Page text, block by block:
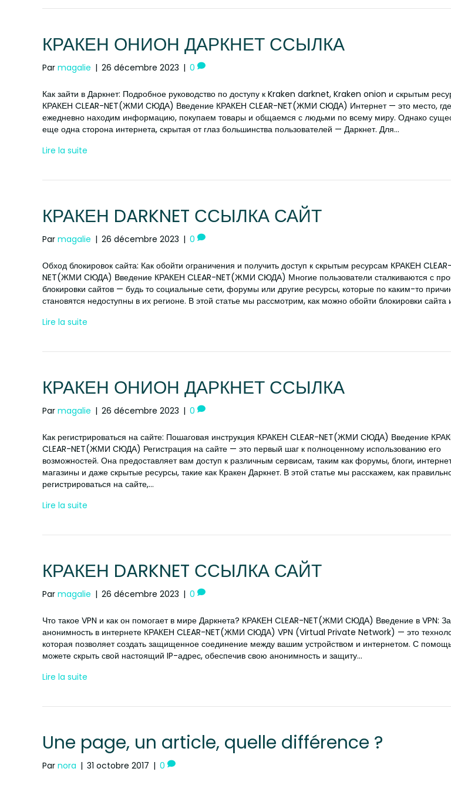
КРАКЕН ОНИОН ДАРКНЕТ ССЫЛКА
Par magalie | 26 décembre 2023 | 0
Как зайти в Даркнет: Подробное руководство по доступу к Kraken darknet, Kraken onion и скрытым
КРАКЕН CLEAR-NET(ЖМИ СЮДА) Введение КРАКЕН CLEAR-NET(ЖМИ СЮДА) Интернет — это место,
ежедневно находим информацию, покупаем товары и общаемся с людьми по всему миру. Однако
еще одна сторона интернета, скрытая от глаз большинства пользователей — Даркнет. Для…
Lire la suite
КРАКЕН DARKNET ССЫЛКА САЙТ
Par magalie | 26 décembre 2023 | 0
Обход блокировок сайта: Как обойти ограничения и получить доступ к скрытым ресурсам КРАКЕН CLEAR-
NET(ЖМИ СЮДА) Введение КРАКЕН CLEAR-NET(ЖМИ СЮДА) Многие пользователи сталкиваются с
блокировки сайтов — будь то социальные сети, форумы или другие ресурсы, которые по каким-то
становятся недоступны в их регионе. В этой статье мы рассмотрим, как можно обойти блокировки сайта
Lire la suite
КРАКЕН ОНИОН ДАРКНЕТ ССЫЛКА
Par magalie | 26 décembre 2023 | 0
Как регистрироваться на сайте: Пошаговая инструкция КРАКЕН CLEAR-NET(ЖМИ СЮДА) Введение
CLEAR-NET(ЖМИ СЮДА) Регистрация на сайте — это первый шаг к полноценному использованию его
возможностей. Она предоставляет вам доступ к различным сервисам, таким как форумы, блоги,
магазины и даже скрытые ресурсы, такие как Кракен Даркнет. В этой статье мы расскажем, как
регистрироваться на сайте,…
Lire la suite
КРАКЕН DARKNET ССЫЛКА САЙТ
Par magalie | 26 décembre 2023 | 0
Что такое VPN и как он помогает в мире Даркнета? КРАКЕН CLEAR-NET(ЖМИ СЮДА) Введение в VPN:
анонимность в интернете КРАКЕН CLEAR-NET(ЖМИ СЮДА) VPN (Virtual Private Network) — это
которая позволяет создать защищенное соединение между вашим устройством и интернетом. С
можете скрыть свой настоящий IP-адрес, обеспечив свою анонимность и защиту…
Lire la suite
Une page, un article, quelle différence ?
Par nora | 31 octobre 2017 | 0